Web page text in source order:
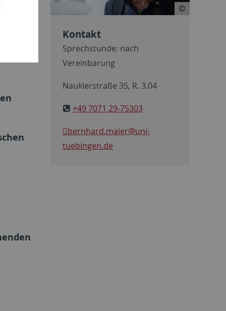
Kontakt
Sprechstunde: nach
Vereinbarung
Nauklerstraße 35, R. 3.04
+49 7071 29-75303
bernhard.maier@uni-
tuebingen.de